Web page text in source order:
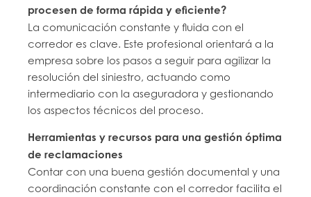
procesen de forma rápida y eficiente?
La comunicación constante y fluida con el
corredor es clave. Este profesional orientará a la
empresa sobre los pasos a seguir para agilizar la
resolución del siniestro, actuando como
intermediario con la aseguradora y gestionando
los aspectos técnicos del proceso.
Herramientas y recursos para una gestión óptima
de reclamaciones
Contar con una buena gestión documental y una
coordinación constante con el corredor facilita el